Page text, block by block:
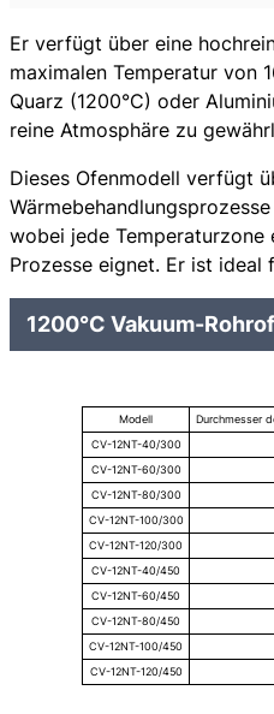
Er verfügt über eine
maximalen Temperatur von
Quarz (1200°C) oder
reine Atmosphäre zu
Dieses Ofenmodell verfügt
wobei jede
Prozesse eignet. Er ist
1200°C Vakuum-
Modell Durchmesser
CV-12NT-40/300
CV-12NT-60/300
CV-12NT-80/300
CV-12NT-100/300
CV-12NT-120/300
CV-12NT-40/450
CV-12NT-60/450
CV-12NT-80/450
CV-12NT-100/450
CV-12NT-120/450